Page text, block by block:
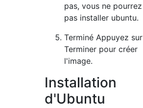
pas, vous ne pourrez
pas installer ubuntu.
Terminé Appuyez sur
Terminer pour créer
l'image.
Installation
d'Ubuntu